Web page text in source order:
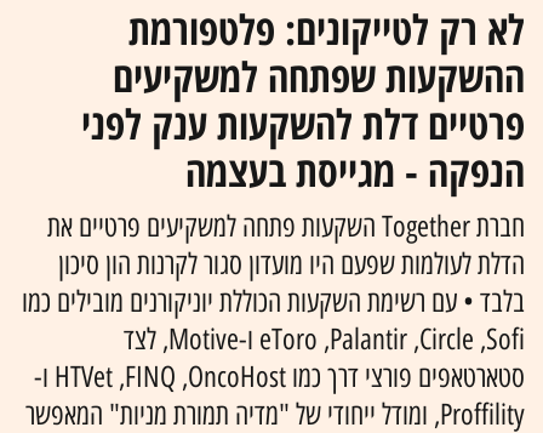
לא רק לטייקונים: פלטפורמת
ההשקעות שפתחה למשקיעים
פרטיים דלת להשקעות ענק לפני
הנפקה - מגייסת בעצמה
חברת Together השקעות פתחה למשקיעים פרטיים את
הדלת לעולמות שפעם היו מועדון סגור לקרנות הון סיכון
בלבד • עם רשימת השקעות הכוללת יוניקורנים מובילים כמו
eToro ,Palantir ,Circle ,Sofi ו-Motive, לצד
סטארטאפים פורצי דרך כמו HTVet ,FINQ ,OncoHost ו-
Proffility, ומודל ייחודי של "מדיה תמורת מניות" המאפשר